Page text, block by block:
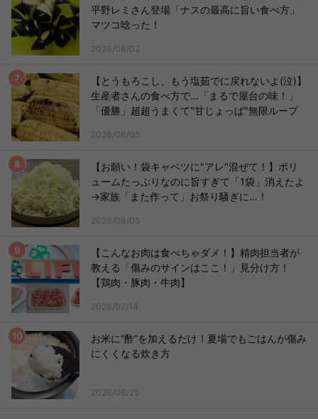
平野レミさん登場「ナスの最高に旨い食べ方」
マツコ唸った！
2026/08/02
【とうもろこし、もう塩茹でに戻れないよ(泣)】
生産者さんの食べ方で…「まるで屋台の味！」
「優勝」超超うまくて"甘じょっぱ"無限ループ
2026/08/05
【お願い！袋キャベツに"アレ"混ぜて！】ボリ
ュームたっぷりなのに旨すぎて「1袋」消えたよ
→家族「また作って」お祭り騒ぎに…！
2026/08/05
【こんなお肉は食べちゃダメ！】精肉担当者が
教える「傷みのサインはここ！」見分け方！
【鶏肉・豚肉・牛肉】
2026/07/14
お米に“酢”を加えるだけ！夏場でもごはんが傷み
にくくなる炊き方
2026/06/25